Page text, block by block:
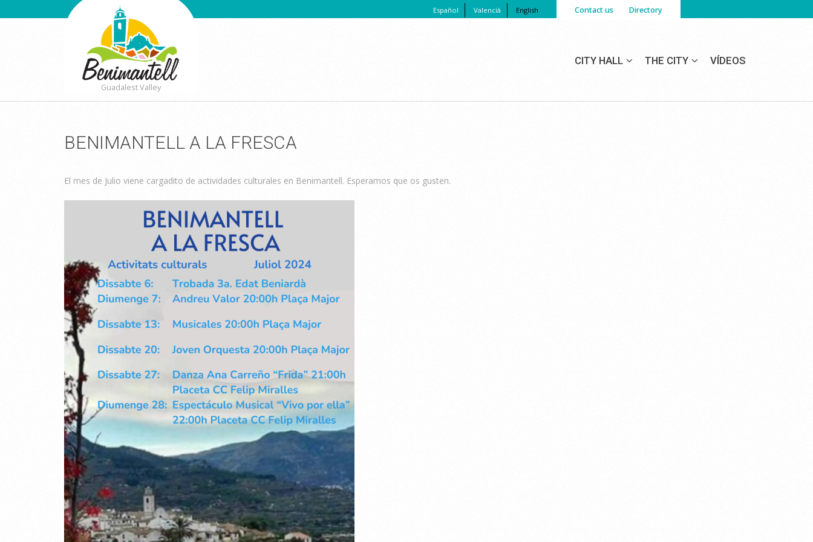
Español Valencià English Contact us Directory
Guadalest Valley
CITY HALL THE CITY VÍDEOS
BENIMANTELL A LA FRESCA
El mes de Julio viene cargadito de actividades culturales en Benimantell. Esperamos que os gusten.